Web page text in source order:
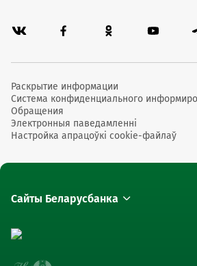
Раскрытие информации
Система конфиденциального
Обращения
Электронныя паведамленні
Настройка апрацоўкі cookie-файлаў
Сайты Беларусбанка